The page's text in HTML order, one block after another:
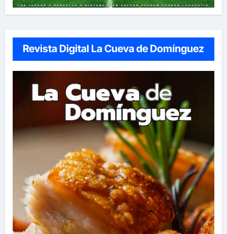
Revista Digital La Cueva de Domínguez